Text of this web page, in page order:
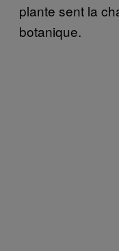
plante sent la
botanique.